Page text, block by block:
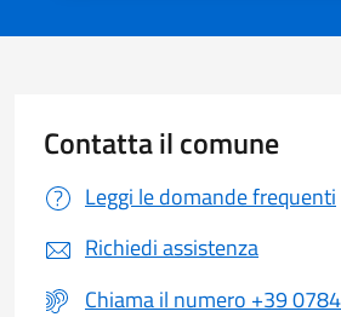
Contatta il comune
Leggi le domande frequenti
Richiedi assistenza
Chiama il numero +39